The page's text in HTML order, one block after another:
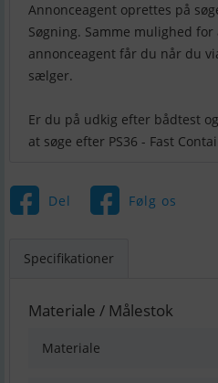
Annonceagent oprettes på
Søgning. Samme mulighed
annonceagent får du når du
sælger.
Er du på udkig efter bådtest
at søge efter PS36 - Fast
Del Følg os
Specifikationer
Materiale / Målestok
Materiale